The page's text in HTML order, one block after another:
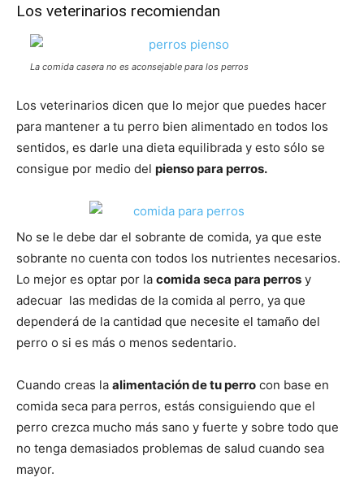
Los veterinarios recomiendan
La comida casera no es aconsejable para los perros
Los veterinarios dicen que lo mejor que puedes hacer
para mantener a tu perro bien alimentado en todos los
sentidos, es darle una dieta equilibrada y esto sólo se
consigue por medio del pienso para perros.
No se le debe dar el sobrante de comida, ya que este
sobrante no cuenta con todos los nutrientes necesarios.
Lo mejor es optar por la comida seca para perros y
adecuar las medidas de la comida al perro, ya que
dependerá de la cantidad que necesite el tamaño del
perro o si es más o menos sedentario.
Cuando creas la alimentación de tu perro con base en
comida seca para perros, estás consiguiendo que el
perro crezca mucho más sano y fuerte y sobre todo que
no tenga demasiados problemas de salud cuando sea
mayor.